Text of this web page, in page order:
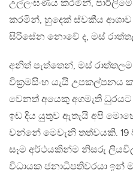
උල්ලංඝණය කරමින්,
කරමින්, හුදෙක් ස්වකීය
සිරිසේන නොවේ ද, මස්
අනිත් පැත්තෙන්, මස්
වික‍්‍රමසිංහ යැයි
වෙනත් අයෙකු අගමැති ධුරයට
ඉඩ දිය යුතුව ඇතැයි අපි
වන්නේ මෙවැනි තත්වයකි. 19
සෑම අර්ථයකින්ම නිසරු
විධායක ජනාධිපතිවරයා ඉන්